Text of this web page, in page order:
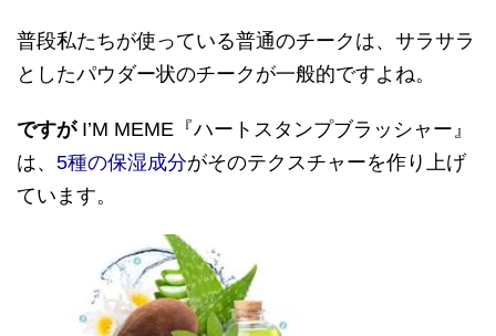
普段私たちが使っている普通のチークは、サラサラ
としたパウダー状のチークが一般的ですよね。
ですがI’M MEME『ハートスタンプブラッシャー』
は、 5種の保湿成分がそのテクスチャーを作り上げ
ています。